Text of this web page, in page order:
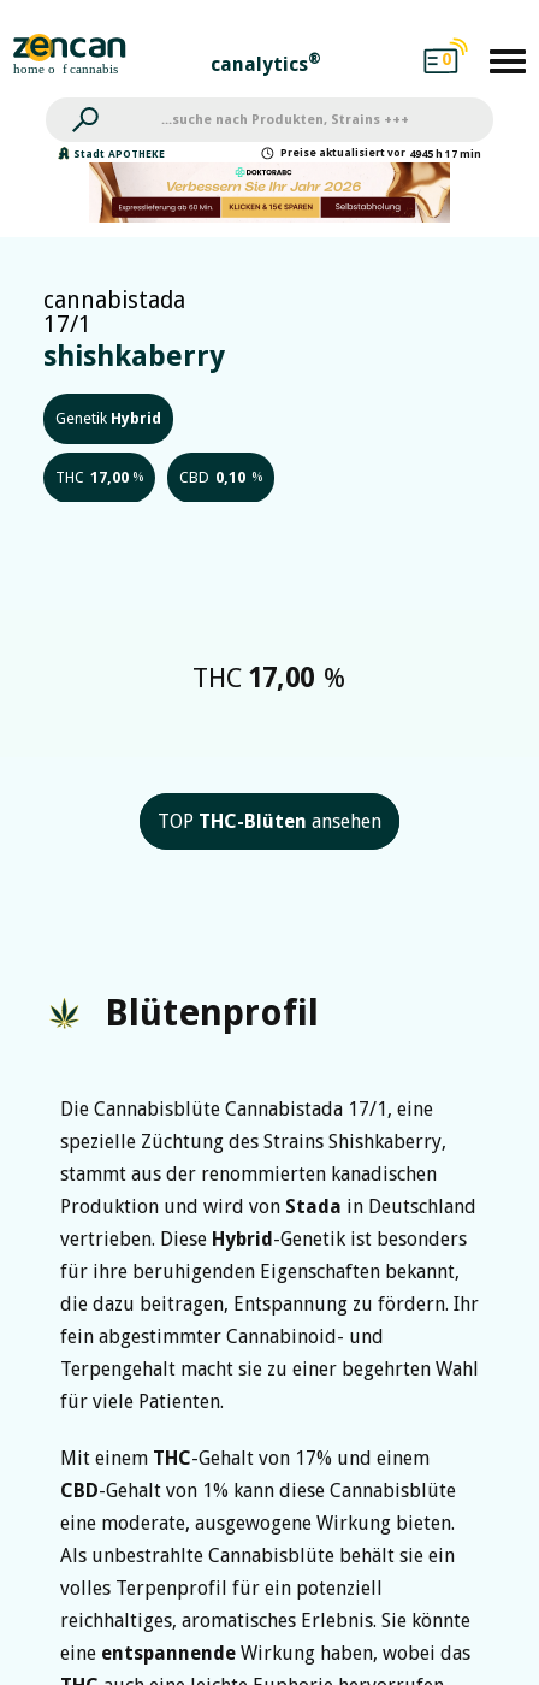
canalytics® 0
Stadt APOTHEKE Preise aktualisiert vor 4945 h 17 min
cannabistada
17/1
shishkaberry
Genetik Hybrid
THC 17,00 % CBD 0,10 %
THC 17,00 %
TOP THC-Blüten ansehen
Blütenprofil
Die Cannabisblüte Cannabistada 17/1, eine
spezielle Züchtung des Strains Shishkaberry,
stammt aus der renommierten kanadischen
Produktion und wird von Stada in Deutschland
vertrieben. Diese Hybrid-Genetik ist besonders
für ihre beruhigenden Eigenschaften bekannt,
die dazu beitragen, Entspannung zu fördern. Ihr
fein abgestimmter Cannabinoid- und
Terpengehalt macht sie zu einer begehrten Wahl
für viele Patienten.
Mit einem THC-Gehalt von 17% und einem
CBD-Gehalt von 1% kann diese Cannabisblüte
eine moderate, ausgewogene Wirkung bieten.
Als unbestrahlte Cannabisblüte behält sie ein
volles Terpenprofil für ein potenziell
reichhaltiges, aromatisches Erlebnis. Sie könnte
eine entspannende Wirkung haben, wobei das